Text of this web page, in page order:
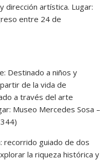
dirección artística. Lugar:
entre 24 de
Destinado a niños y
de la vida de
a través del arte
Museo Mercedes Sosa –
recorrido guiado de dos
la riqueza histórica y